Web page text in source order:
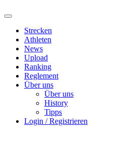
Strecken
Athleten
News
Upload
Ranking
Reglement
Über uns
Über uns
History
Tipps
Login / Registrieren